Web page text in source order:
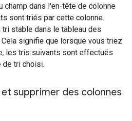
champ dans l'en-tête de colonne
sont triés par cette colonne.
tri stable dans le tableau des
signifie que lorsque vous triez
les tris suivants sont effectués
de tri choisi.
supprimer des colonnes